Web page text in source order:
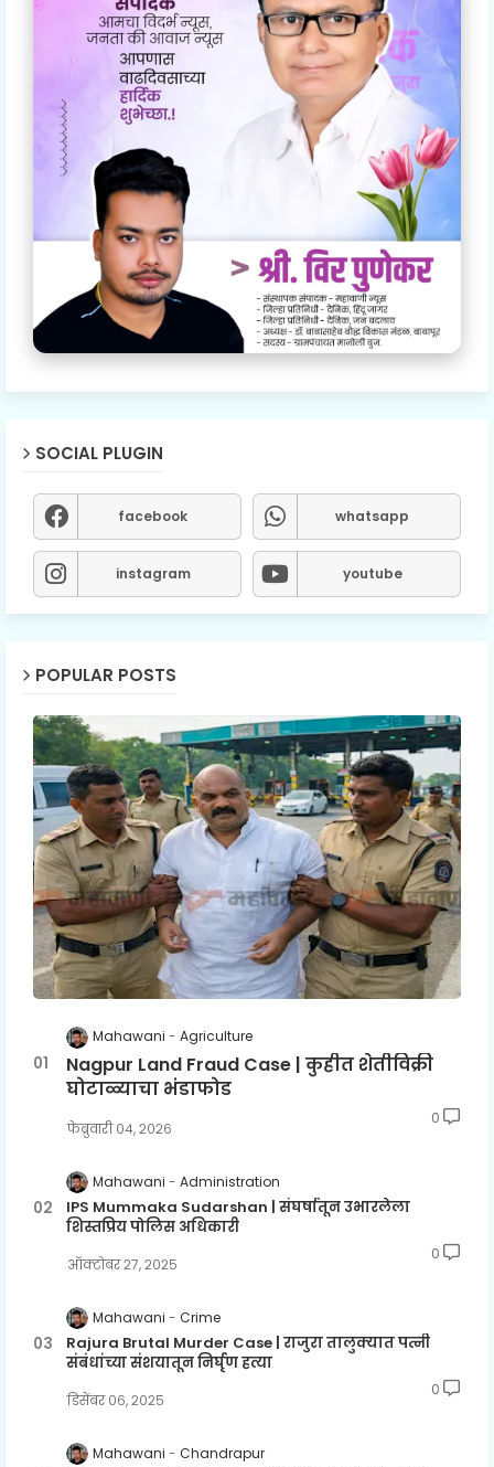
SOCIAL PLUGIN
facebook whatsapp
instagram youtube
POPULAR POSTS
Mahawani Agriculture
Nagpur Land Fraud Case | कुहीत शेतीविक्री
घोटाळ्याचा भंडाफोड
फेब्रुवारी ०४, २०२६
0
Mahawani Administration
IPS Mummaka Sudarshan | संघर्षातून उभारलेला
शिस्तप्रिय पोलिस अधिकारी
ऑक्टोबर २७, २०२५
0
Mahawani Crime
Rajura Brutal Murder Case | राजुरा तालुक्यात पत्नी
संबंधांच्या संशयातून निर्घृण हत्या
डिसेंबर ०६, २०२५
0
Mahawani Chandrapur